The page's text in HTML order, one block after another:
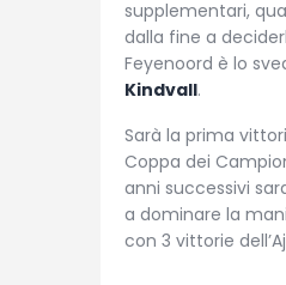
supplementari,
dalla fine a
Feyenoord è lo
Kindvall.
Sarà la prima
Coppa dei
anni successivi
a dominare la
con 3 vittorie